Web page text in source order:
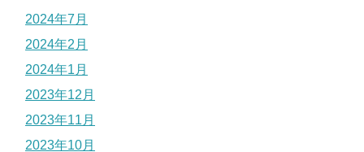
2024年7月
2024年2月
2024年1月
2023年12月
2023年11月
2023年10月